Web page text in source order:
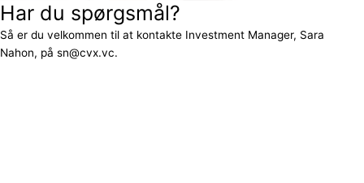
Har du spørgsmål?
Så er du velkommen til at kontakte Investment Manager, Sara
Nahon, på sn@cvx.vc.